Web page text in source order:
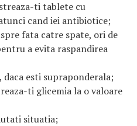
ti tablete cu
cand iei antibiotice;
fata catre spate, ori de
a evita raspandirea
daca esti supraponderala;
ti glicemia la o valoare
situatia;